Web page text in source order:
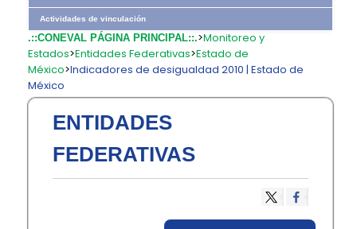
Actividades de vinculación
.::CONEVAL PÁGINA PRINCIPAL::.>Monitoreo y
Estados>Entidades Federativas>Estado de
México>Indicadores de desigualdad 2010 | Estado de
México
ENTIDADES
FEDERATIVAS